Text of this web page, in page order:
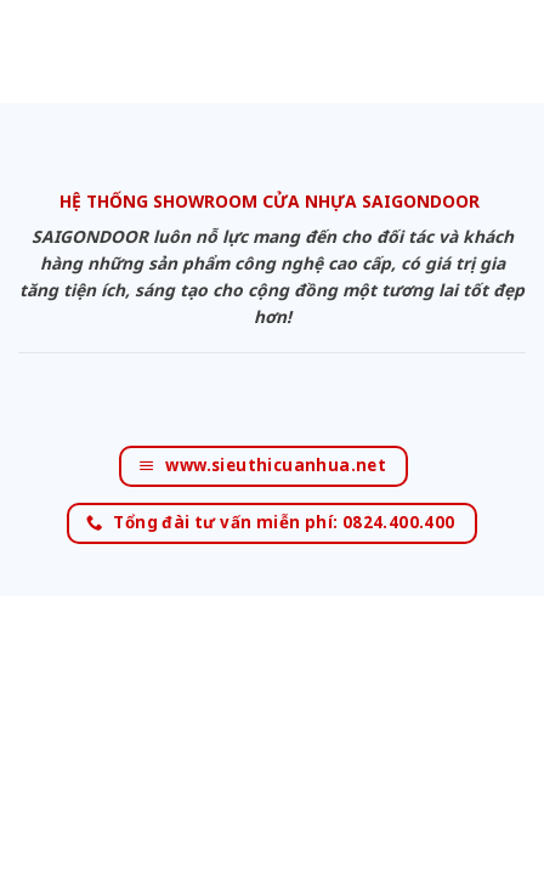
HỆ THỐNG SHOWROOM CỬA NHỰA SAIGONDOOR
SAIGONDOOR luôn nỗ lực mang đến cho đối tác và khách
hàng những sản phẩm công nghệ cao cấp, có giá trị gia
tăng tiện ích, sáng tạo cho cộng đồng một tương lai tốt đẹp
hơn!
www.sieuthicuanhua.net
Tổng đài tư vấn miễn phí: 0824.400.400